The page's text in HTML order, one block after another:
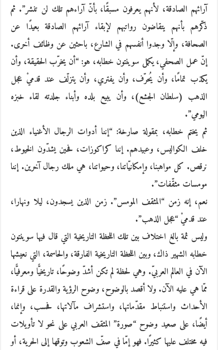
آرائهم الصادقة، لأنهم يعرفون مسبقًا، بأنّ آراءهم تلك لن تنشر”. ثم
ذكّرهم بأنهم يتقاضون رواتبهم لإبقاء آرائهم الصادقة بعيدًا عن
الصحافة، وإلّا وجدوا أنفسهم في الشارع، باحثين عن وظائف أخرى.
إنّ عمل الصحفي، يكمل سوينتون خطابه، هو: “أن يخرّب الحقيقة، وأن
يكذب تمامًا، وأن يُحرّف، وأن يفتري، وأن يتزلّف عند قدميْ عجل
الذهب (سلطان الجشع)، وأن يبيع بلده وأبناء جلدته لقاء خبزه
اليومي”.
ثم يختم خطابه، بمقولة صارخة: “إننا أدوات الرجال الأغنياء الذين
خلف الكواليس، وعبيدهم. إننا كراكوزات، فحين يشدّون الخيوط،
نرقص. كل مواهبنا، وإمكانيّاتنا، وحيواتنا، هي ملك رجال آخرين. إننا
مومسات مثقّفات”.
نعم، إنه زمن “المثقف المومس”. زمن الذين يسجدون، ليلا ونهارا،
عند قدميْ “عجل الذهب”.
وليس ثمة بالغ اختلاف بين تلك اللحظة التاريخية التي قال فيها سوينتون
خطابه الشهير ذاك، وبين اللحظة التاريخية الفارقة، والحاسمة، التي نعيشها
الآن في العالم العربيّ. وهي لحظة لم تكن أشدّ وضوحًا، تاريخيًّا ومعرفيًّا،
ممّا هي عليه الآن. ولا أقصد بالوضوح، وضوح الرؤية والقدرة على قراءة
الأحداث واستنباط مقدّماتها، واستشراف مآلاتها، فحسب، وإنما،
أيضًا، على صعيد وضوح “صورة” المثقف العربي على نحو لا تأويلات
فيه مختلف عليها كثيرًا. فهو إمّا في صفّ الشعوب وتوقها إلى الحرية، أو